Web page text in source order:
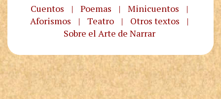
Cuentos | Poemas | Minicuentos
|
Aforismos
| Teatro | Otros textos
|
Sobre el Arte de Narrar